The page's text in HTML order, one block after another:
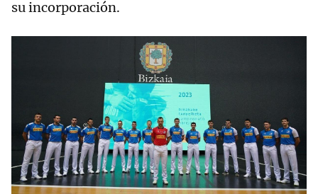
su incorporación.